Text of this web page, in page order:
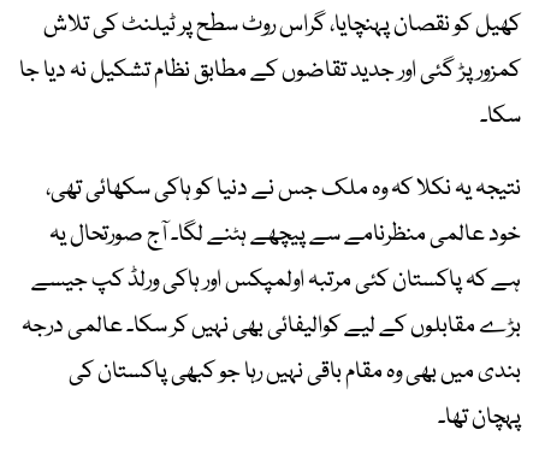
کھیل کو نقصان پہنچایا، گراس روٹ سطح پر ٹیلنٹ کی تلاش
کمزور پڑ گئی اور جدید تقاضوں کے مطابق نظام تشکیل نہ دیا جا
سکا۔
نتیجہ یہ نکلا کہ وہ ملک جس نے دنیا کو ہاکی سکھائی تھی،
خود عالمی منظرنامے سے پیچھے ہٹنے لگا۔ آج صورتحال یہ
ہے کہ پاکستان کئی مرتبہ اولمپکس اور ہاکی ورلڈ کپ جیسے
بڑے مقابلوں کے لیے کوالیفائی بھی نہیں کر سکا۔ عالمی درجہ
بندی میں بھی وہ مقام باقی نہیں رہا جو کبھی پاکستان کی
پہچان تھا۔